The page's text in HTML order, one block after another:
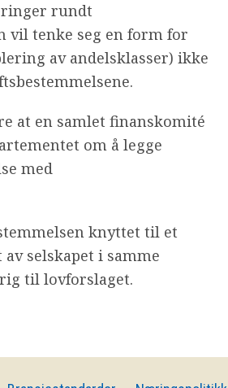
rundt
vil tenke seg en form for
av andelsklasser) ikke
at en samlet finanskomité
om å legge
med
knyttet til et
selskapet i samme
til lovforslaget.